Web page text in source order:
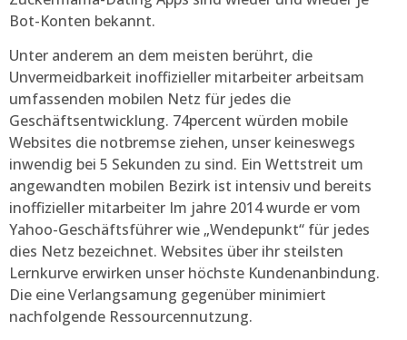
Bot-Konten bekannt.
Unter anderem an dem meisten berührt, die
Unvermeidbarkeit inoffizieller mitarbeiter arbeitsam
umfassenden mobilen Netz für jedes die
Geschäftsentwicklung. 74percent würden mobile
Websites die notbremse ziehen, unser keineswegs
inwendig bei 5 Sekunden zu sind. Ein Wettstreit um
angewandten mobilen Bezirk ist intensiv und bereits
inoffizieller mitarbeiter Im jahre 2014 wurde er vom
Yahoo-Geschäftsführer wie „Wendepunkt“ für jedes
dies Netz bezeichnet. Websites über ihr steilsten
Lernkurve erwirken unser höchste Kundenanbindung.
Die eine Verlangsamung gegenüber minimiert
nachfolgende Ressourcennutzung.